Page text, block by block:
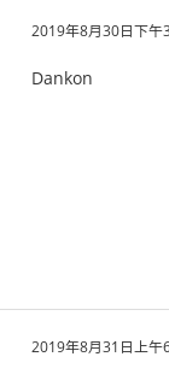
2019年8月30日下午
Dankon
2019年8月31日上午